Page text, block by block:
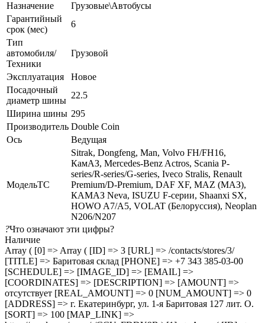
Назначение
Грузовые\Автобусы
Гарантийный
срок (мес)
6
Тип
автомобиля/
Техники
Грузовой
Эксплуатация
Новое
Посадочный
диаметр шины
22.5
Ширина шины 295
Производитель Double Coin
Ось
Ведущая
МодельТС
Sitrak, Dongfeng, Man, Volvo FH/FH16,
КамАЗ, Mercedes-Benz Actros, Scania P-
series/R-series/G-series, Iveco Stralis, Renault
Premium/D-Premium, DAF XF, MAZ (МАЗ),
КАМАЗ Neva, ISUZU F-серии, Shaanxi SX,
HOWO A7/A5, VOLAT (Белоруссия), Neoplan
N206/N207
?Что означают эти цифры?
Наличие
Array ( [0] => Array ( [ID] => 3 [URL] => /contacts/stores/3/
[TITLE] => Баритовая склад [PHONE] => +7 343 385-03-00
[SCHEDULE] => [IMAGE_ID] => [EMAIL] =>
[COORDINATES] => [DESCRIPTION] => [AMOUNT] =>
отсутствует [REAL_AMOUNT] => 0 [NUM_AMOUNT] => 0
[ADDRESS] => г. Екатеринбург, ул. 1-я Баритовая 127 лит. О.
[SORT] => 100 [MAP_LINK] =>